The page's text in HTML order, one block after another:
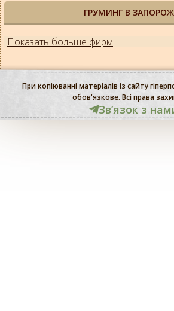
ГРУМИНГ В
Показать больше фирм
При копіюванні матеріалів із сайту
обов'язкове. Всі права
Звʼязок з